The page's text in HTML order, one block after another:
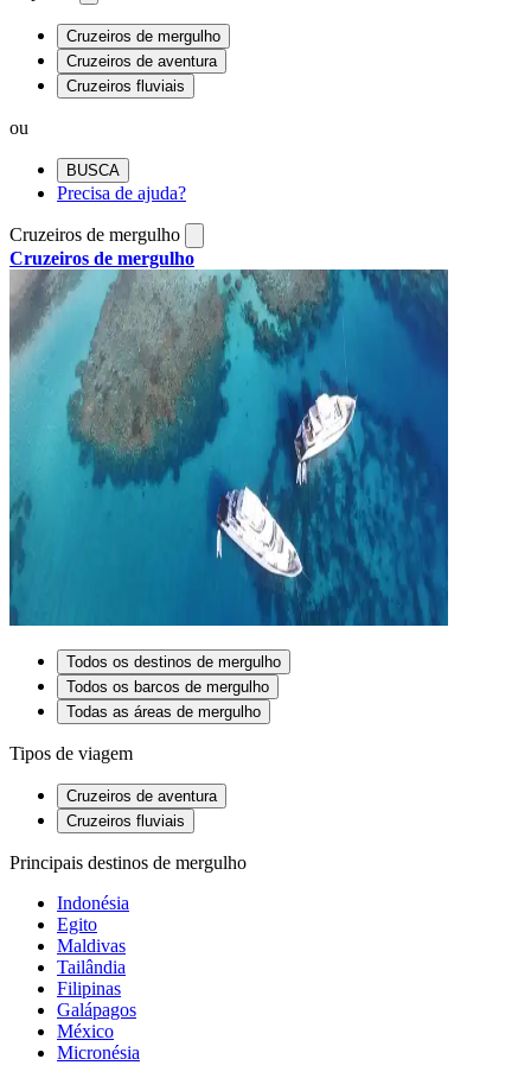
Cruzeiros de mergulho
Cruzeiros de aventura
Cruzeiros fluviais
ou
BUSCA
Precisa de ajuda?
Cruzeiros de mergulho
Cruzeiros de mergulho
Todos os destinos de mergulho
Todos os barcos de mergulho
Todas as áreas de mergulho
Tipos de viagem
Cruzeiros de aventura
Cruzeiros fluviais
Principais destinos de mergulho
Indonésia
Egito
Maldivas
Tailândia
Filipinas
Galápagos
México
Micronésia